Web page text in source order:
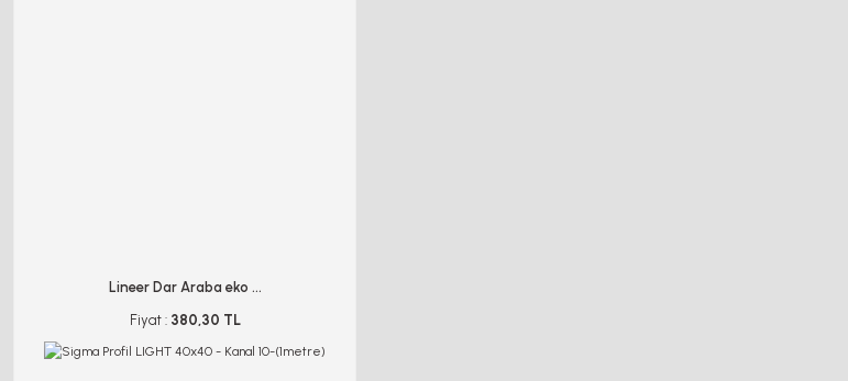
Lineer Dar Araba eko ...
Fiyat : 380,30 TL